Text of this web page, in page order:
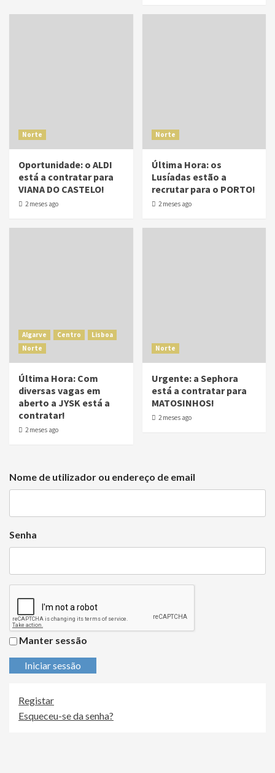
Norte
Oportunidade: o ALDI
está a contratar para
VIANA DO CASTELO!
2 meses ago
Norte
Última Hora: os
Lusíadas estão a
recrutar para o PORTO!
2 meses ago
Algarve Centro
Lisboa
Norte
Última Hora: Com
diversas vagas em
aberto a JYSK está a
contratar!
2 meses ago
Norte
Urgente: a Sephora
está a contratar para
MATOSINHOS!
2 meses ago
Nome de utilizador ou endereço de email
Senha
Manter sessão
Iniciar sessão
Registar
Esqueceu-se da senha?